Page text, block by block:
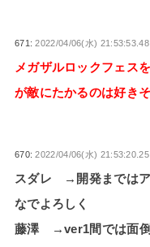
671:2022/04/06(水)
メガザルロックフェス
が敵にたかるのは好き
670:2022/04/06(水)
スダレ →開発まではア
なでよろしく
藤澤 →ver1間では面倒